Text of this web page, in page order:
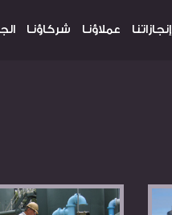
شركاؤنـا عملاؤنـا إنجازاتنا